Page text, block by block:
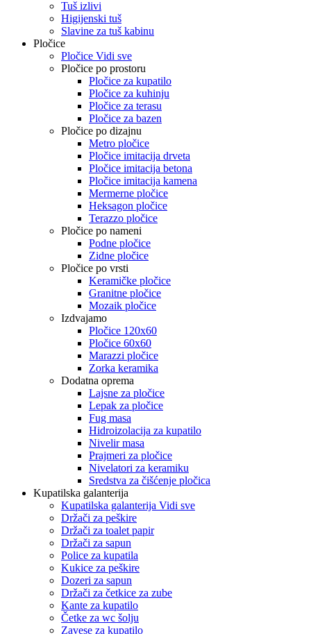
Tuš izlivi
Higijenski tuš
Slavine za tuš kabinu
Pločice
Pločice Vidi sve
Pločice po prostoru
Pločice za kupatilo
Pločice za kuhinju
Pločice za terasu
Pločice za bazen
Pločice po dizajnu
Metro pločice
Pločice imitacija drveta
Pločice imitacija betona
Pločice imitacija kamena
Mermerne pločice
Heksagon pločice
Terazzo pločice
Pločice po nameni
Podne pločice
Zidne pločice
Pločice po vrsti
Keramičke pločice
Granitne pločice
Mozaik pločice
Izdvajamo
Pločice 120x60
Pločice 60x60
Marazzi pločice
Zorka keramika
Dodatna oprema
Lajsne za pločice
Lepak za pločice
Fug masa
Hidroizolacija za kupatilo
Nivelir masa
Prajmeri za pločice
Nivelatori za keramiku
Sredstva za čišćenje pločica
Kupatilska galanterija
Kupatilska galanterija Vidi sve
Držači za peškire
Držači za toalet papir
Držači za sapun
Police za kupatila
Kukice za peškire
Dozeri za sapun
Držači za četkice za zube
Kante za kupatilo
Četke za wc šolju
Zavese za kupatilo